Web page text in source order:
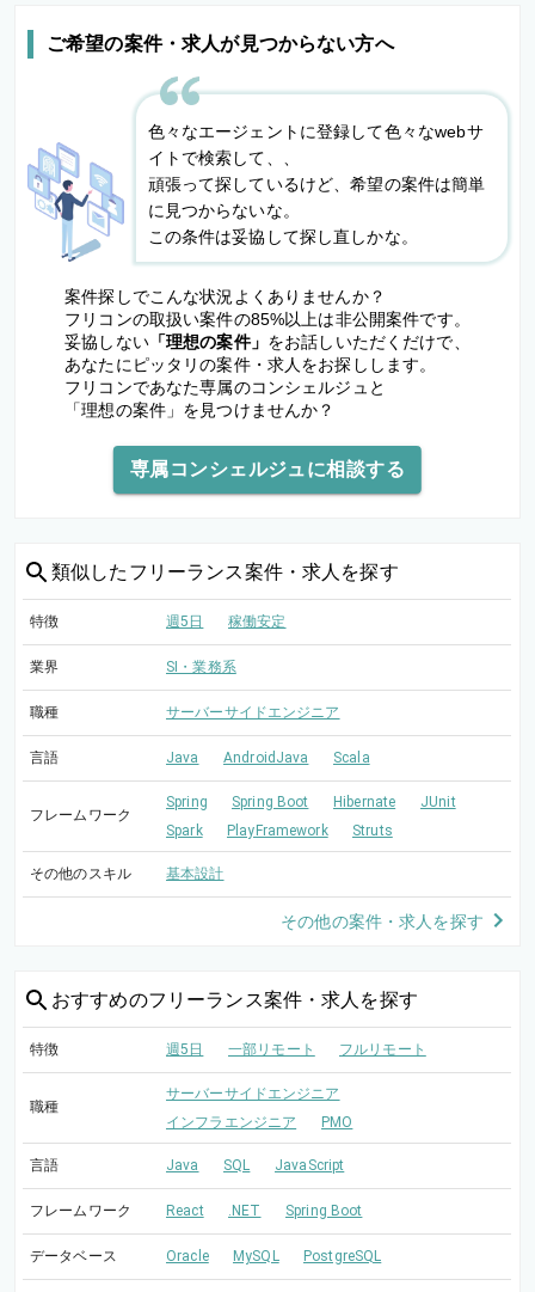
ご希望の案件・求人が見つからない方へ
色々なエージェントに登録して色々なwebサ
イトで検索して、、
頑張って探しているけど、希望の案件は簡単
に見つからないな。
この条件は妥協して探し直しかな。
案件探しでこんな状況よくありませんか？
フリコンの取扱い案件の85%以上は非公開案件です。
妥協しない「理想の案件」 をお話しいただくだけで、
あなたにピッタリの案件・求人をお探しします。
フリコンであなた専属のコンシェルジュと
「理想の案件」を見つけませんか？
専属コンシェルジュに相談する
類似した フリーランス案件・求人を探す
特徴 週5日 稼働安定
業界 SI・業務系
職種 サーバーサイドエンジニア
言語 Java AndroidJava Scala
フレームワーク
Spring Spring Boot Hibernate
JUnit
Spark
PlayFramework Struts
その他のスキル 基本設計
その他の案件・求人を探す
おすすめのフリーランス案件・求人を探す
特徴 週5日 一部リモート フルリモート
職種
サーバーサイドエンジニア
インフラエンジニア
PMO
言語 Java SQL JavaScript
フレームワーク React .NET Spring Boot
データベース Oracle MySQL PostgreSQL